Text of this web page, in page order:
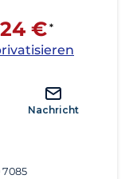
€
*
Nachricht
7085